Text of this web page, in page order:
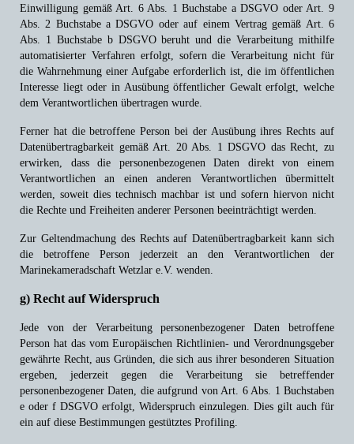
Einwilligung gemäß Art. 6 Abs. 1 Buchstabe a DSGVO oder Art. 9
Abs. 2 Buchstabe a DSGVO oder auf einem Vertrag gemäß Art. 6
Abs. 1 Buchstabe b DSGVO beruht und die Verarbeitung mithilfe
automatisierter Verfahren erfolgt, sofern die Verarbeitung nicht für
die Wahrnehmung einer Aufgabe erforderlich ist, die im öffentlichen
Interesse liegt oder in Ausübung öffentlicher Gewalt erfolgt, welche
dem Verantwortlichen übertragen wurde.
Ferner hat die betroffene Person bei der Ausübung ihres Rechts auf
Datenübertragbarkeit gemäß Art. 20 Abs. 1 DSGVO das Recht, zu
erwirken, dass die personenbezogenen Daten direkt von einem
Verantwortlichen an einen anderen Verantwortlichen übermittelt
werden, soweit dies technisch machbar ist und sofern hiervon nicht
die Rechte und Freiheiten anderer Personen beeinträchtigt werden.
Zur Geltendmachung des Rechts auf Datenübertragbarkeit kann sich
die betroffene Person jederzeit an den Verantwortlichen der
Marinekameradschaft Wetzlar e.V. wenden.
g) Recht auf Widerspruch
Jede von der Verarbeitung personenbezogener Daten betroffene
Person hat das vom Europäischen Richtlinien- und Verordnungsgeber
gewährte Recht, aus Gründen, die sich aus ihrer besonderen Situation
ergeben, jederzeit gegen die Verarbeitung sie betreffender
personenbezogener Daten, die aufgrund von Art. 6 Abs. 1 Buchstaben
e oder f DSGVO erfolgt, Widerspruch einzulegen. Dies gilt auch für
ein auf diese Bestimmungen gestütztes Profiling.